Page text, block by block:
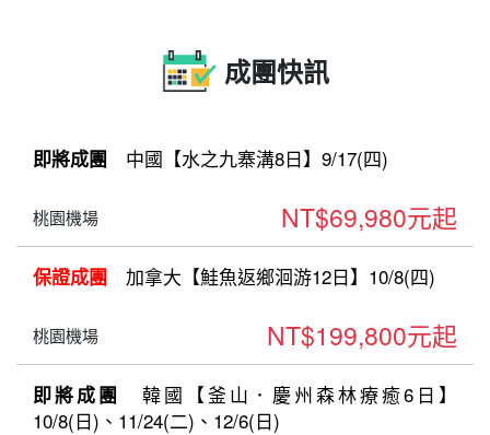
成團快訊
即將成團 中國【水之九寨溝8日】9/17(四)
桃園機場 NT$69,980元起
保證成團 加拿大【鮭魚返鄉洄游12日】10/8(四)
桃園機場 NT$199,800元起
即將成團
韓國【釜山．慶州森林療癒6日】
10/8(日)、11/24(二)、12/6(日)